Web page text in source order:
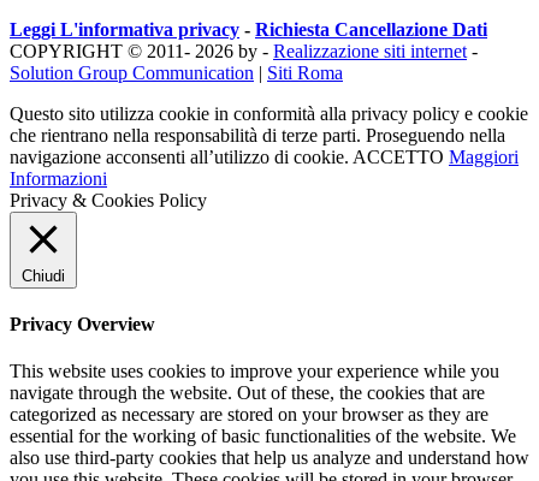
Leggi L'informativa privacy - Richiesta Cancellazione Dati
COPYRIGHT © 2011- 2026 by - Realizzazione siti internet -
Solution Group Communication | Siti Roma
Questo sito utilizza cookie in conformità alla privacy policy e cookie
che rientrano nella responsabilità di terze parti. Proseguendo nella
navigazione acconsenti all’utilizzo di cookie. ACCETTO Maggiori
Informazioni
Privacy & Cookies Policy
Chiudi
Privacy Overview
This website uses cookies to improve your experience while you
navigate through the website. Out of these, the cookies that are
categorized as necessary are stored on your browser as they are
essential for the working of basic functionalities of the website. We
also use third-party cookies that help us analyze and understand how